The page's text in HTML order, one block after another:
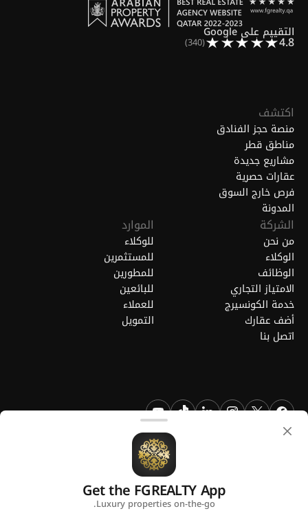
التقييم على Google
4.8
(340)
اكتشف
منصة حجز الفنادق
مناطق قطر
مشاريع جديدة
عقارات حصرية
فرص خارج السوق
المدونة
الشركة
من نحن
الوكلاء
الوظائف
الامتياز التجاري
خدمة الكونسيرج
أضف عقارك
اتصل بنا
الموارد
للوكلاء
للمستثمرين
للمطورين
للبائعين
للعملاء
التمويل
هي علامة تجارية مسجلة لشركة فايند جريت ريالتي ذ.م.م قطر.
الشروط والأحكاماستخدام ملفات تعريف الارتباط
Get the FGREALTY App
Luxury properties on-the-go.